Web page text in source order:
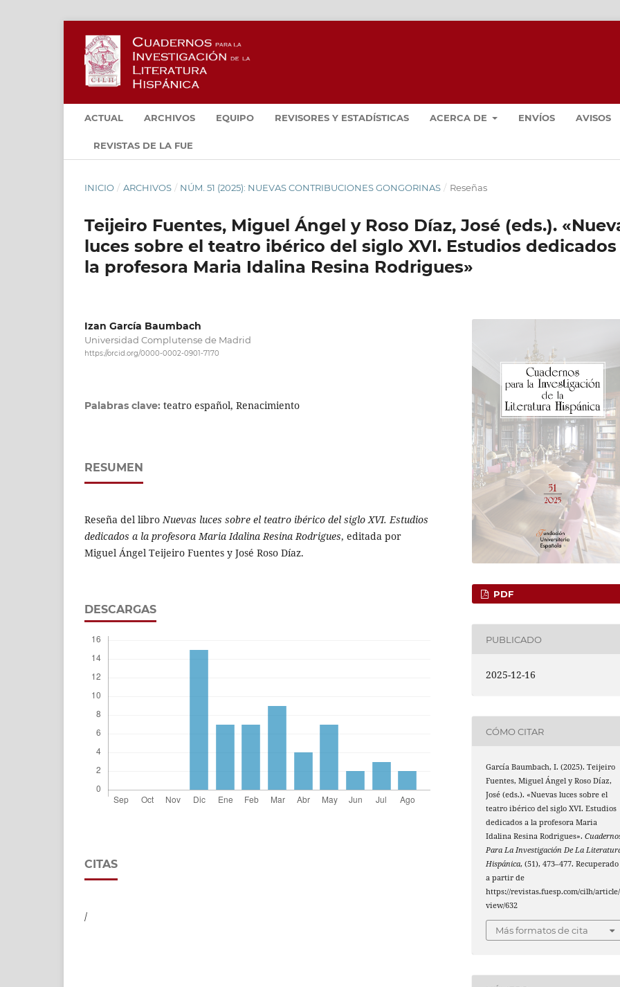
ACTUAL ARCHIVOS EQUIPO REVISORES Y ESTADÍSTICAS ACERCA DE ENVÍOS AVISOS
REVISTAS DE LA FUE
INICIO / ARCHIVOS / NÚM. 51 (2025): NUEVAS CONTRIBUCIONES GONGORINAS / Reseñas
Teijeiro Fuentes, Miguel Ángel y Roso Díaz, José (eds.).
luces sobre el teatro ibérico del siglo XVI. Estudios dedicados
la profesora Maria Idalina Resina Rodrigues»
Izan García Baumbach
Universidad Complutense de Madrid
https://orcid.org/0000-0002-0901-7170
Palabras clave: teatro español, Renacimiento
RESUMEN
Reseña del libroNuevas luces sobre el teatro ibérico del siglo XVI. Estudios
dedicados a la profesora Maria Idalina Resina Rodrigues, editada por
Miguel Ángel Teijeiro Fuentes y José Roso Díaz.
DESCARGAS
CITAS
/
PDF
PUBLICADO
2025-12-16
CÓMO CITAR
García Baumbach, I. (2025). Teijeiro
Fuentes, Miguel Ángel y Roso Díaz,
José (eds.). «Nuevas luces sobre el
teatro ibérico del siglo XVI. Estudios
dedicados a la profesora Maria
Idalina Resina Rodrigues».
Para La Investigación De La
Hispánica, (51), 473–477. Recuperado
a partir de
https://revistas.fuesp.com/cilh/article/
view/632
Más formatos de cita